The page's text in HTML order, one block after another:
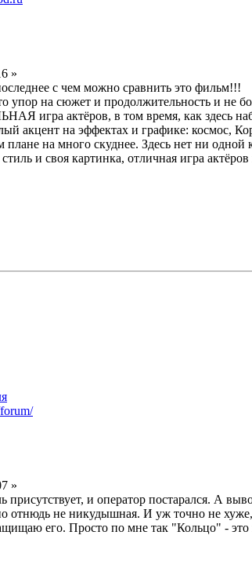
»
с чем можно сравнить это фильм!!!
упор на сюжет и продолжительность и не
игра актёров, в том время, как здесь
акцент на эффектах и графике: космос,
плане на много скуднее. Здесь нет ни
и своя картинка, отличная игра
»
присутствует, и оператор постарался. А
не никудышная. И уж точно не хуже,
его. Просто по мне так "Кольцо" -